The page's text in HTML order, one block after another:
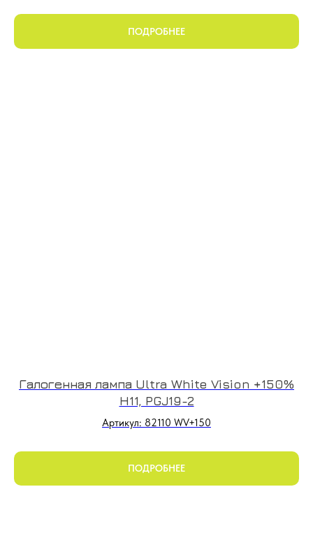
ПОДРОБНЕЕ
Галогенная лампа Ultra White Vision +150%
H11, PGJ19-2
Артикул: 82110 WV+150
ПОДРОБНЕЕ